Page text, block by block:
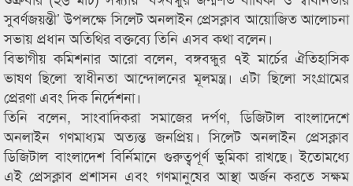
সুবর্ণজয়ন্তী’ উপলক্ষে সিলেট অনলাইন প্রেসক্লাব আয়োজিত আলোচনা
সভায় প্রধান অতিথির বক্তব্যে তিনি এসব কথা বলেন।
বিভাগীয় কমিশনার আরো বলেন, বঙ্গবন্ধুর ৭ই মার্চের ঐতিহাসিক
ভাষণ ছিলো স্বাধীনতা আন্দোলনের মূলমন্ত্র। এটা ছিলো সংগ্রামের
প্রেরণা এবং দিক নির্দেশনা।
তিনি বলেন, সাংবাদিকরা সমাজের দর্পণ, ডিজিটাল বাংলাদেশে
অনলাইন গণমাধ্যম অত্যন্ত জনপ্রিয়। সিলেট অনলাইন প্রেসক্লাব
ডিজিটাল বাংলাদেশ বির্নিমানে গুরুত্বপূর্ণ ভুমিকা রাখছে। ইতোমধ্যে
এই প্রেসক্লাব প্রশাসন এবং গণমানুষের আস্থা অর্জন করতে সক্ষম